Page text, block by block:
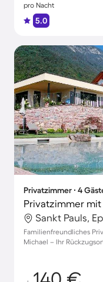
pro Nacht
5.0
Privatzimmer ∙ 4
Sankt Pauls,
Familienfreundliches
Michael – Ihr